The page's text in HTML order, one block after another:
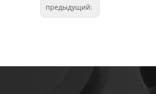
предыдущий: